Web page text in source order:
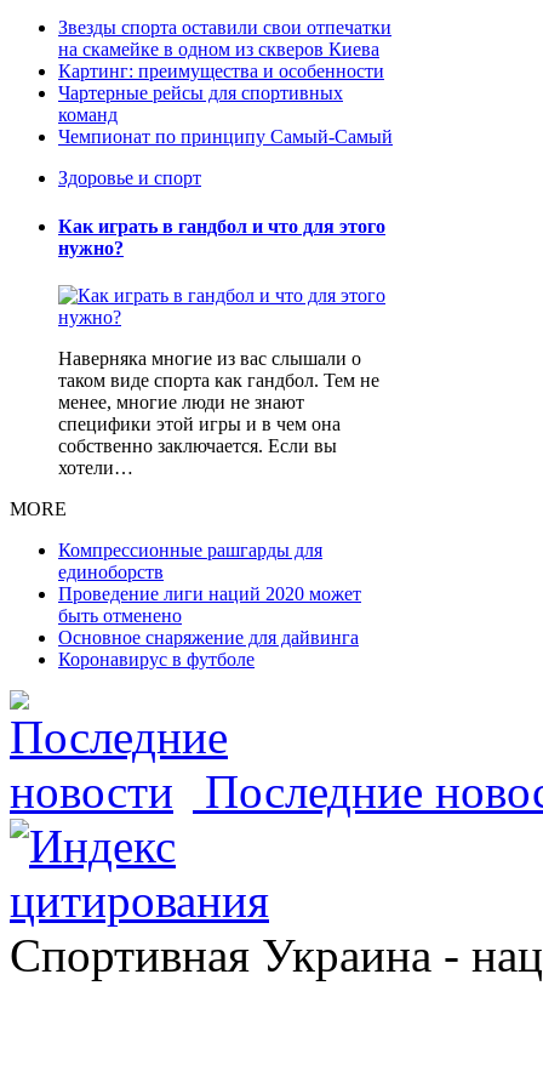
Звезды спорта оставили свои отпечатки
на скамейке в одном из скверов Киева
Картинг: преимущества и особенности
Чартерные рейсы для спортивных
команд
Чемпионат по принципу Самый-Самый
Здоровье и спорт
Как играть в гандбол и что для этого
нужно?
Наверняка многие из вас слышали о
таком виде спорта как гандбол. Тем не
менее, многие люди не знают
специфики этой игры и в чем она
собственно заключается. Если вы
хотели…
MORE
Компрессионные рашгарды для
единоборств
Проведение лиги наций 2020 может
быть отменено
Основное снаряжение для дайвинга
Коронавирус в футболе
Последние
Спортивная Украина -